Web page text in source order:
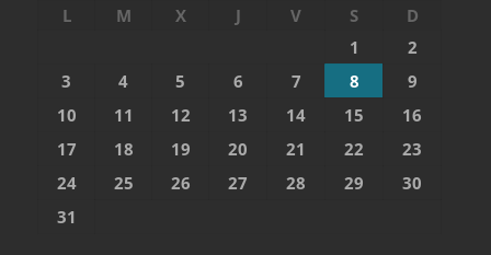
L M X J V S
D
1
2
3
4 5 6 7 8
9
10
11 12 13 14 15
16
17
18 19 20 21 22
23
24
25 26 27 28 29
30
31